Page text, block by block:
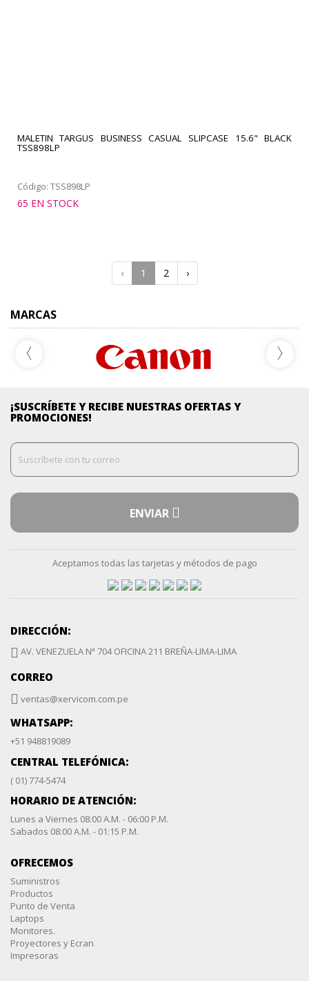
MALETIN TARGUS BUSINESS CASUAL SLIPCASE 15.6" BLACK
TSS898LP
Código: TSS898LP
65 EN STOCK
‹ 1 2 ›
MARCAS
¡SUSCRÍBETE Y RECIBE NUESTRAS OFERTAS Y
PROMOCIONES!
ENVIAR
Aceptamos todas las tarjetas y métodos de pago
DIRECCIÓN:
AV. VENEZUELA Nª 704 OFICINA 211 BREÑA-LIMA-LIMA
CORREO
ventas@xervicom.com.pe
WHATSAPP:
+51 948819089
CENTRAL TELEFÓNICA:
( 01) 774-5474
HORARIO DE ATENCIÓN:
Lunes a Viernes 08:00 A.M. - 06:00 P.M.
Sabados 08:00 A.M. - 01:15 P.M.
OFRECEMOS
Suministros
Productos
Punto de Venta
Laptops
Monitores.
Proyectores y Ecran
Impresoras